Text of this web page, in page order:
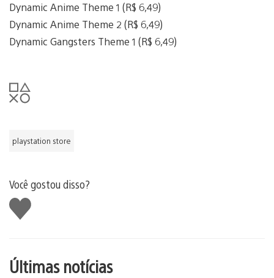
Dynamic Anime Theme 1 (R$ 6,49)
Dynamic Anime Theme 2 (R$ 6,49)
Dynamic Gangsters Theme 1 (R$ 6,49)
playstation store
Você gostou disso?
Curtir
Últimas notícias